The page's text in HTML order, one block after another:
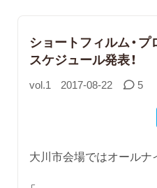
ショートフィルム・
スケジュール発表！
vol.1 2017-08-22 5
大川市会場ではオールナ